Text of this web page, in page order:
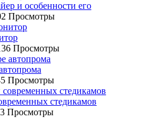
и особенности его
Просмотры
Просмотры
Просмотры
стедикамов
Просмотры